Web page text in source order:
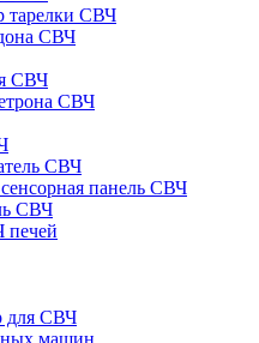
тарелки СВЧ
СВЧ
СВЧ
СВЧ
СВЧ
панель СВЧ
СВЧ
печей
для СВЧ
машин